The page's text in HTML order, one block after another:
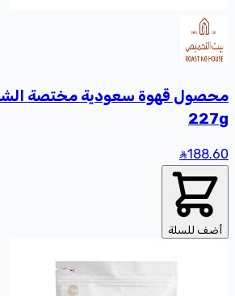
محصول قهوة سعودية مختصة
227g
188.60
أضف للسلة